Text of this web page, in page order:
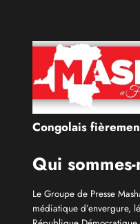
Qui
Le Groupe de Presse
médiatique d’envergure,
République Démocratique
Découvrir qui nous